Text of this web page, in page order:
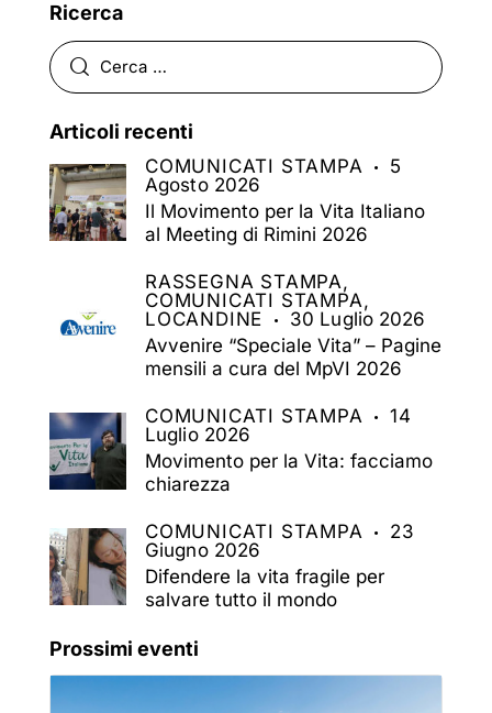
Ricerca
Articoli recenti
COMUNICATI STAMPA
5
Agosto 2026
Il Movimento per la Vita Italiano
al Meeting di Rimini 2026
RASSEGNA STAMPA,
COMUNICATI STAMPA,
LOCANDINE
30 Luglio 2026
Avvenire “Speciale Vita” – Pagine
mensili a cura del MpVI 2026
COMUNICATI STAMPA
14
Luglio 2026
Movimento per la Vita: facciamo
chiarezza
COMUNICATI STAMPA
23
Giugno 2026
Difendere la vita fragile per
salvare tutto il mondo
Prossimi eventi